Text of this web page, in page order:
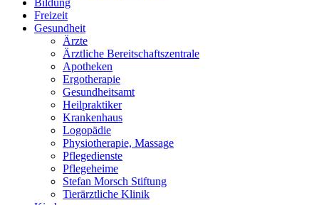
Freizeit
Gesundheit
Ärzte
Ärztliche Bereitschaftszentrale
Apotheken
Ergotherapie
Gesundheitsamt
Heilpraktiker
Krankenhaus
Logopädie
Physiotherapie, Massage
Pflegedienste
Pflegeheime
Stefan Morsch Stiftung
Tierärztliche Klinik